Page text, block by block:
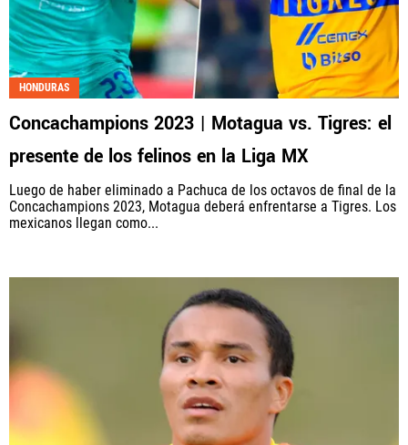
HONDURAS
Concachampions 2023 | Motagua vs. Tigres: el
presente de los felinos en la Liga MX
Luego de haber eliminado a Pachuca de los octavos de final de la
Concachampions 2023, Motagua deberá enfrentarse a Tigres. Los
mexicanos llegan como...